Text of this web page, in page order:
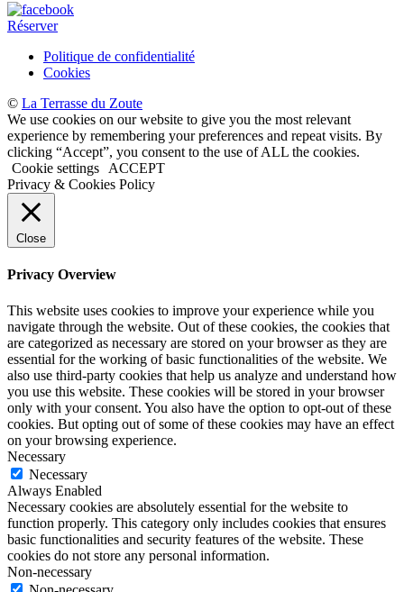
Réserver
Politique de confidentialité
Cookies
© La Terrasse du Zoute
We use cookies on our website to give you the most relevant
experience by remembering your preferences and repeat visits. By
clicking “Accept”, you consent to the use of ALL the cookies.
Cookie settings
ACCEPT
Privacy & Cookies Policy
Close
Privacy Overview
This website uses cookies to improve your experience while you
navigate through the website. Out of these cookies, the cookies that
are categorized as necessary are stored on your browser as they are
essential for the working of basic functionalities of the website. We
also use third-party cookies that help us analyze and understand how
you use this website. These cookies will be stored in your browser
only with your consent. You also have the option to opt-out of these
cookies. But opting out of some of these cookies may have an effect
on your browsing experience.
Necessary
Necessary
Always Enabled
Necessary cookies are absolutely essential for the website to
function properly. This category only includes cookies that ensures
basic functionalities and security features of the website. These
cookies do not store any personal information.
Non-necessary